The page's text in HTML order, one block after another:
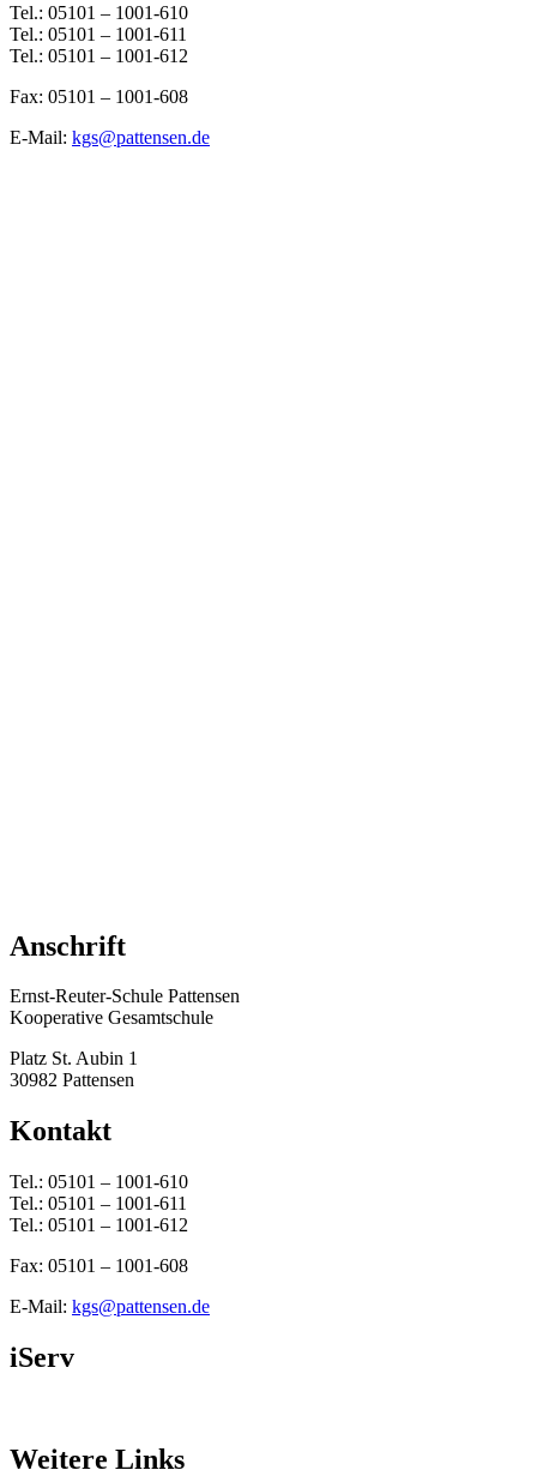
Tel.: 05101 – 1001-610
Tel.: 05101 – 1001-611
Tel.: 05101 – 1001-612
Fax: 05101 – 1001-608
E-Mail: kgs@pattensen.de
Anschrift
Ernst-Reuter-Schule Pattensen
Kooperative Gesamtschule
Platz St. Aubin 1
30982 Pattensen
Kontakt
Tel.: 05101 – 1001-610
Tel.: 05101 – 1001-611
Tel.: 05101 – 1001-612
Fax: 05101 – 1001-608
E-Mail: kgs@pattensen.de
iServ
Weitere Links